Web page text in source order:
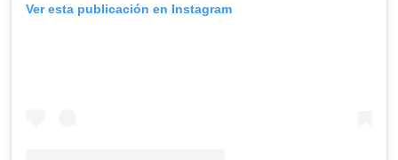
Ver esta publicación en Instagram